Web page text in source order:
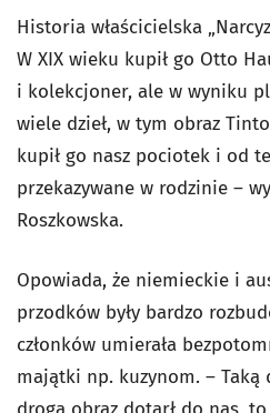
Historia właścicielska
W XIX wieku kupił go Otto
i kolekcjoner, ale w wyniku
wiele dzieł, w tym obraz
kupił go nasz pociotek i od
przekazywane w rodzinie –
Roszkowska.
Opowiada, że niemieckie i
przodków były bardzo
członków umierała
majątki np. kuzynom. –